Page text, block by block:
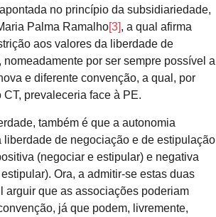
no princípio da subsidiariedade,
Palma Ramalho[3], a qual afirma
aos valores da liberdade de
por ser sempre possível a
e diferente convenção, a qual, por
CT, prevaleceria face à PE.
também é que a autonomia
liberdade de negociação e de estipulação
(negociar e estipular) e negativa
Ora, a admitir-se estas duas
arguir que as associações poderiam
já que podem, livremente,